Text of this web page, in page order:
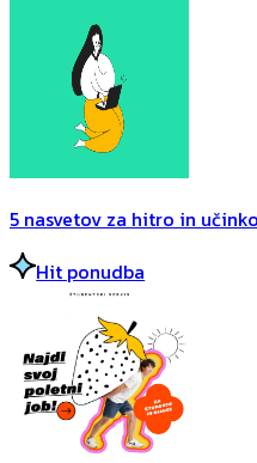
5 nasvetov za hitro in
Hit ponudba